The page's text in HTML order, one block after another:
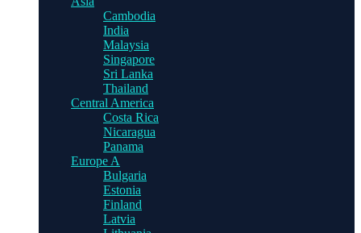
Cambodia
India
Malaysia
Singapore
Sri Lanka
Thailand
Central America
Costa Rica
Nicaragua
Panama
Europe A
Bulgaria
Estonia
Finland
Latvia